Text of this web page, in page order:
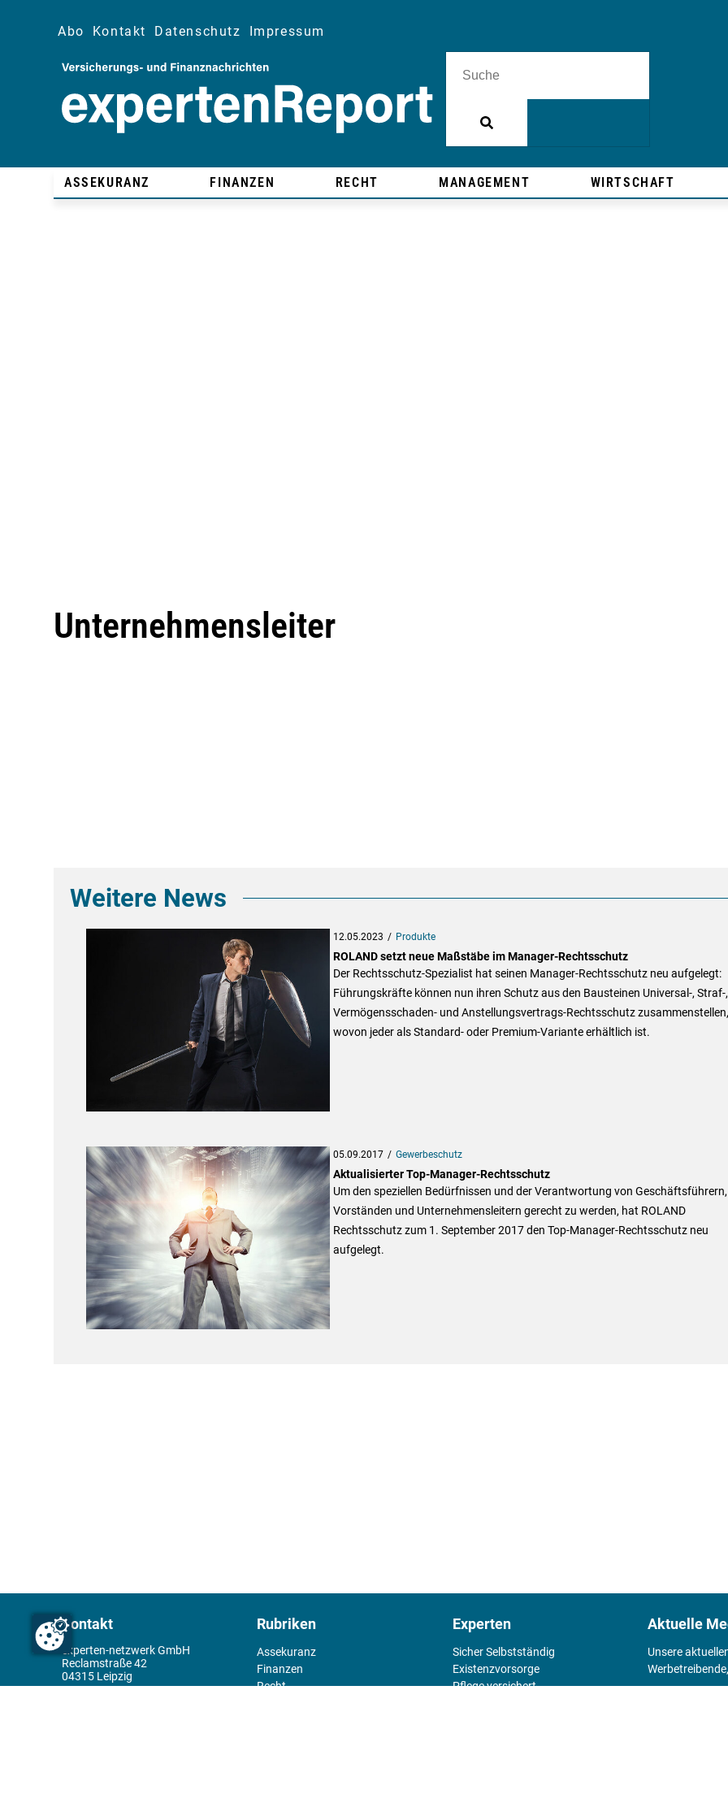
Abo Kontakt Datenschutz Impressum
ASSEKURANZ FINANZEN RECHT MANAGEMENT WIRTSCHAFT
Unternehmensleiter
Weitere News
12.05.2023 Produkte
ROLAND setzt neue Maßstäbe im Manager-Rechtsschutz
Der Rechtsschutz-Spezialist hat seinen Manager-Rechtsschutz neu aufgelegt:
Führungskräfte können nun ihren Schutz aus den Bausteinen Universal-, Straf-,
Vermögensschaden- und Anstellungsvertrags-Rechtsschutz zusammenstellen,
wovon jeder als Standard- oder Premium-Variante erhältlich ist.
05.09.2017 Gewerbeschutz
Aktualisierter Top-Manager-Rechtsschutz
Um den speziellen Bedürfnissen und der Verantwortung von Geschäftsführern,
Vorständen und Unternehmensleitern gerecht zu werden, hat ROLAND
Rechtsschutz zum 1. September 2017 den Top-Manager-Rechtsschutz neu
aufgelegt.
Kontakt
experten-netzwerk GmbH
Reclamstraße 42
04315 Leipzig
Rubriken
Assekuranz
Finanzen
Recht
Experten
Sicher Selbstständig
Existenz­vorsorge
Pflege versichert
Aktuelle
Unsere